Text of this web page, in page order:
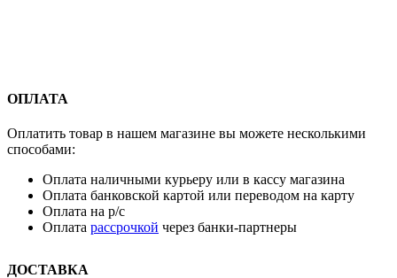
ОПЛАТА
Оплатить товар в нашем магазине вы можете несколькими
способами:
Оплата наличными курьеру или в кассу магазина
Оплата банковской картой или переводом на карту
Оплата на р/с
Оплата рассрочкой через банки-партнеры
ДОСТАВКА